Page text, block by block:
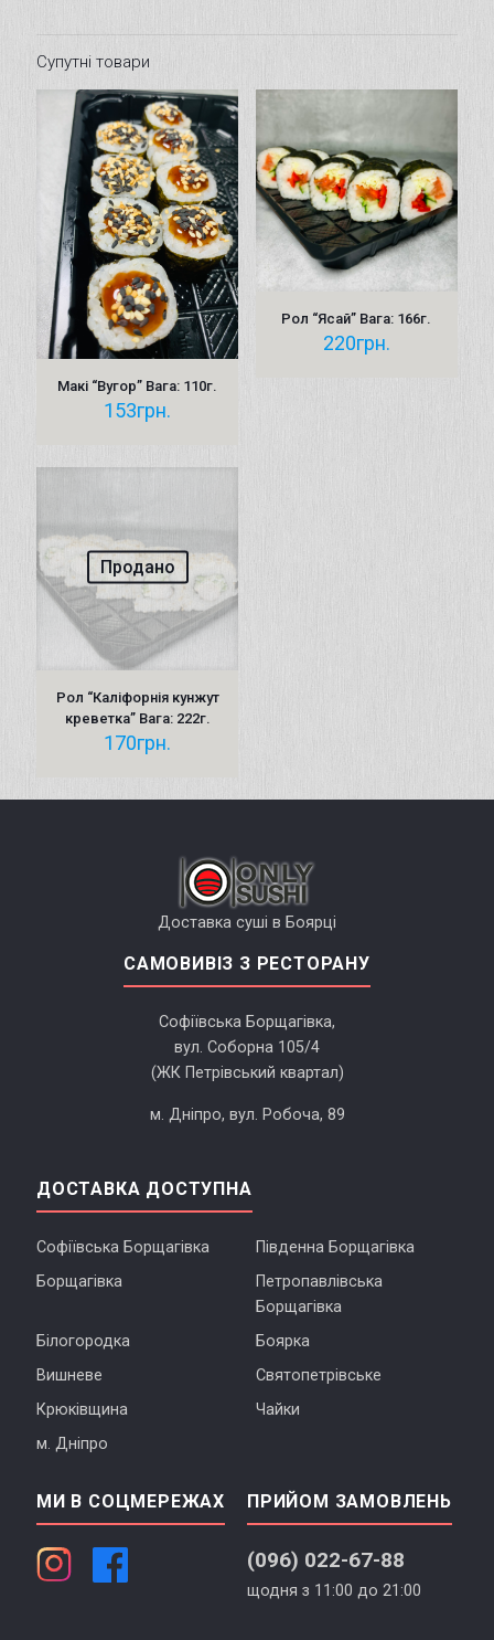
Супутні товари
Макі “Вугор” Вага: 110г.
153грн.
Рол “Ясай” Вага: 166г.
220грн.
Продано
Рол “Каліфорнія кунжут
креветка” Вага: 222г.
170грн.
Доставка суші в Боярці
САМОВИВІЗ З РЕСТОРАНУ
Софіївська Борщагівка,
вул. Соборна 105/4
(ЖК Петрівський квартал)
м. Дніпро, вул. Робоча, 89
ДОСТАВКА ДОСТУПНА
Софіївська Борщагівка
Південна Борщагівка
Борщагівка
Петропавлівська
Борщагівка
Білогородка
Боярка
Вишневе
Святопетрівське
Крюківщина
Чайки
м. Дніпро
МИ В СОЦМЕРЕЖАХ ПРИЙОМ ЗАМОВЛЕНЬ
(096) 022-67-88
щодня з 11:00 до 21:00